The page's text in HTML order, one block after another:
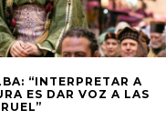
“INTERPRETAR A
ES DAR VOZ A LAS